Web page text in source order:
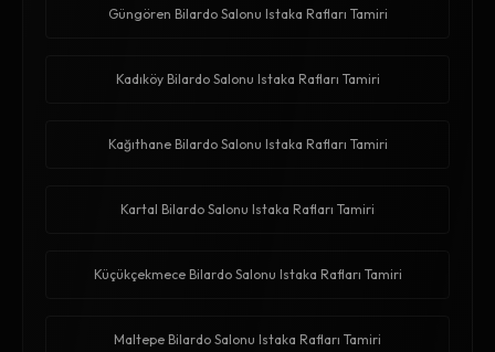
Güngören Bilardo Salonu Istaka Rafları Tamiri
Kadıköy Bilardo Salonu Istaka Rafları Tamiri
Kağıthane Bilardo Salonu Istaka Rafları Tamiri
Kartal Bilardo Salonu Istaka Rafları Tamiri
Küçükçekmece Bilardo Salonu Istaka Rafları Tamiri
Maltepe Bilardo Salonu Istaka Rafları Tamiri